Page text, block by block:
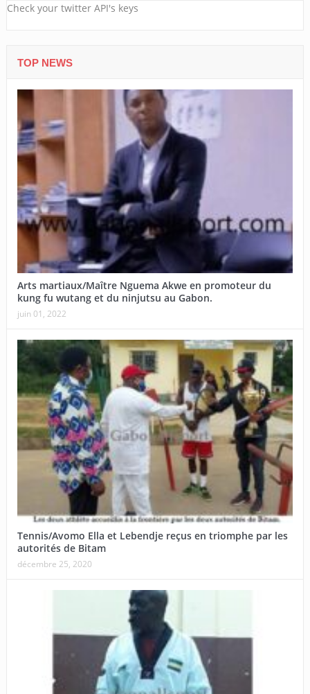
Check your twitter API's keys
TOP NEWS
Arts martiaux/Maître Nguema Akwe en promoteur du
kung fu wutang et du ninjutsu au Gabon.
juin 01, 2022
Tennis/Avomo Ella et Lebendje reçus en triomphe par les
autorités de Bitam
décembre 25, 2020